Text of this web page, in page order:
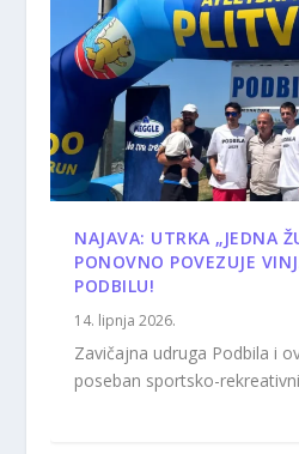
NAJAVA: UTRKA „JEDNA
PONOVNO POVEZUJE
PODBILU!
14. lipnja 2026.
Zavičajna udruga Podbila i
poseban sportsko-